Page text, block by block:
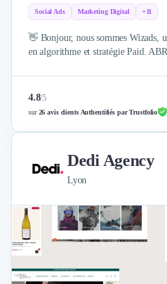
Social Ads Marketing Digital +11
👋 Bonjour, nous sommes Wizads,
en algorithme et stratégie Paid.
4.8/5
sur26 avis clients Authentifiés par Trustfolio
Dedi Agency
Lyon